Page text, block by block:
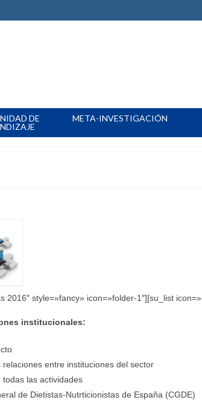
DE
META-INVESTIGACIÓN
style=»fancy» icon=»folder-1″][su_list
institucionales:
entre instituciones del sector
las actividades
de Dietistas-Nutrticionistas de España (CGDE)